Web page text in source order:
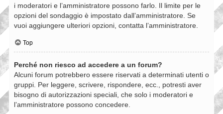
i moderatori e l’amministratore possono farlo. Il limite per le
opzioni del sondaggio è impostato dall’amministratore. Se
vuoi aggiungere ulteriori opzioni, contatta l’amministratore.
Top
Perché non riesco ad accedere a un forum?
Alcuni forum potrebbero essere riservati a determinati utenti o
gruppi. Per leggere, scrivere, rispondere, ecc., potresti aver
bisogno di autorizzazioni speciali, che solo i moderatori e
l’amministratore possono concedere.